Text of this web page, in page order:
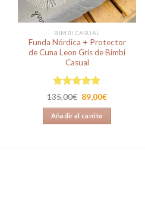
BIMBI CASUAL
Funda Nórdica + Protector
de Cuna Leon Gris de Bimbi
Casual
Valorado en
5.00
de 5
135,00€ El
precio
original
era:
135,00€.
89,00€El
89,00€.
Añadir al carrito